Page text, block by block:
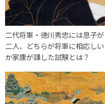
二代将軍・徳川秀忠には息子が
二人、どちらが将軍に相応しい
か家康が課した試験とは？